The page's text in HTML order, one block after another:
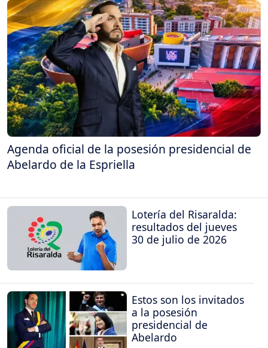
Agenda oficial de la posesión presidencial de
Abelardo de la Espriella
Lotería del Risaralda:
resultados del jueves
30 de julio de 2026
Estos son los invitados
a la posesión
presidencial de
Abelardo